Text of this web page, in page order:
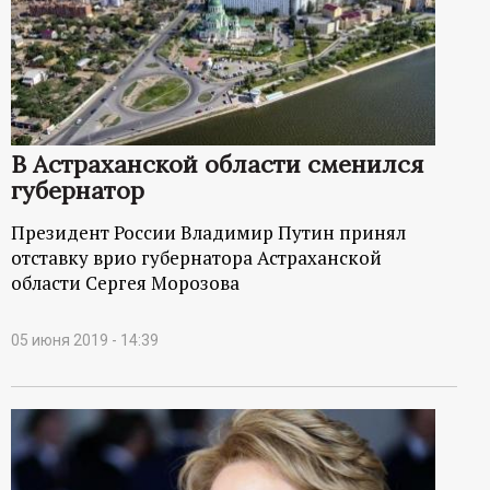
р
т
а
л
В Астраханской области сменился
губернатор
Президент России Владимир Путин принял
отставку врио губернатора Астраханской
области Сергея Морозова
05 июня 2019 - 14:39